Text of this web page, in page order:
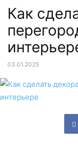
Как
03.01.2025